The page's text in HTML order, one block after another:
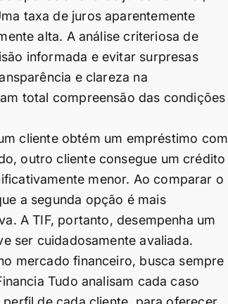
taxa de juros aparentemente
alta. A análise criteriosa de
informada e evitar surpresas
e clareza na
total compreensão das condições
cliente obtém um empréstimo com
outro cliente consegue um crédito
menor. Ao comparar o
a segunda opção é mais
A TIF, portanto, desempenha um
ser cuidadosamente avaliada.
mercado financeiro, busca sempre
Tudo analisam cada caso